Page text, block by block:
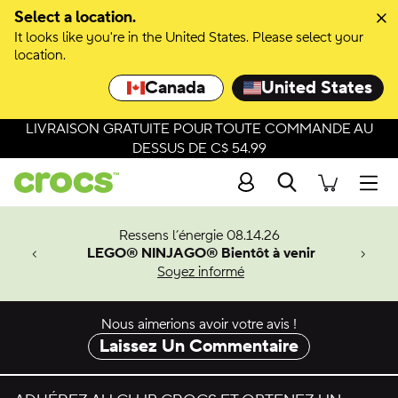
Select a location.
It looks like you're in the United States. Please select your
location.
Canada United States
Passer à la sélection de couleurs
Passer aux détails du produit
LIVRAISON GRATUITE POUR TOUTE COMMANDE AU
DESSUS DE C$ 54.99
Recherche
Ressens l’énergie 08.14.26
LEGO® NINJAGO® Bientôt à venir
Soyez informé
Man.
Nous aimerions avoir votre avis !
Laissez Un Commentaire